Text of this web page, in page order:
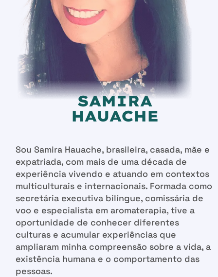
SAMIRA
HAUACHE
Sou Samira Hauache, brasileira, casada, mãe e
expatriada, com mais de uma década de
experiência vivendo e atuando em contextos
multiculturais e internacionais. Formada como
secretária executiva bilíngue, comissária de
voo e especialista em aromaterapia, tive a
oportunidade de conhecer diferentes
culturas e acumular experiências que
ampliaram minha compreensão sobre a vida, a
existência humana e o comportamento das
pessoas.